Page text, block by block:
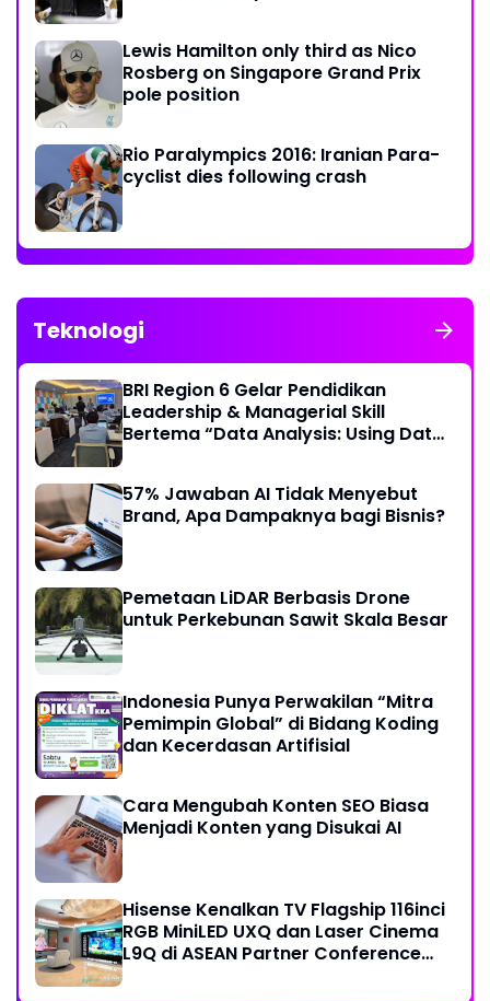
Lewis Hamilton only third as Nico
Rosberg on Singapore Grand Prix
pole position
Rio Paralympics 2016: Iranian Para-
cyclist dies following crash
Teknologi
BRI Region 6 Gelar Pendidikan
Leadership & Managerial Skill
Bertema “Data Analysis: Using Data
57% Jawaban AI Tidak Menyebut
Brand, Apa Dampaknya bagi Bisnis?
Pemetaan LiDAR Berbasis Drone
untuk Perkebunan Sawit Skala Besar
Indonesia Punya Perwakilan “Mitra
Pemimpin Global” di Bidang Koding
dan Kecerdasan Artifisial
Cara Mengubah Konten SEO Biasa
Menjadi Konten yang Disukai AI
Hisense Kenalkan TV Flagship 116inci
RGB MiniLED UXQ dan Laser Cinema
L9Q di ASEAN Partner Conference